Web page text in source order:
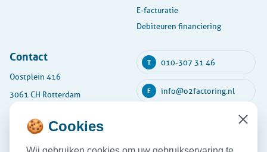
E-facturatie
Debiteuren financiering
Contact
Oostplein 416
3061 CH Rotterdam
Maandag
08:30 - 17:30
T 010-307 31 46
E info@o2factoring.nl
🍪 Cookies Close